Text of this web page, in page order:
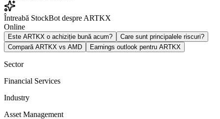
Întreabă StockBot despre ARTKX
Online
Este ARTKX o achiziție bună acum?
Care sunt principalele riscuri?
Compară ARTKX vs AMD
Earnings outlook pentru ARTKX
Sector
Financial Services
Industry
Asset Management